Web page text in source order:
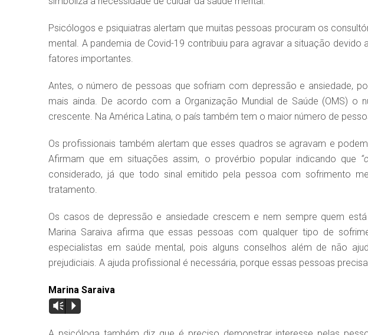
Psicólogos e psiquiatras alertam que muitas pessoas procuram os
mental. A pandemia de Covid-19 contribuiu para agravar a situação
fatores importantes.
Antes, o número de pessoas que sofriam com depressão e ansiedade,
mais ainda. De acordo com a Organização Mundial de Saúde (OMS) o
crescente. Na América Latina, o país também tem o maior número de
Os profissionais também alertam que esses quadros se agravam e
Afirmam que em situações assim, o provérbio popular indicando que
considerado, já que todo sinal emitido pela pessoa com sofrimento
tratamento.
Os casos de depressão e ansiedade crescem e nem sempre quem
Marina Saraiva afirma que essas pessoas com qualquer tipo de
especialistas em saúde mental, pois alguns conselhos além de não
prejudiciais. A ajuda profissional é necessária, porque essas pessoas
Marina Saraiva
Vm P